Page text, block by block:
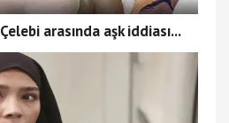
arasında aşk iddiası...